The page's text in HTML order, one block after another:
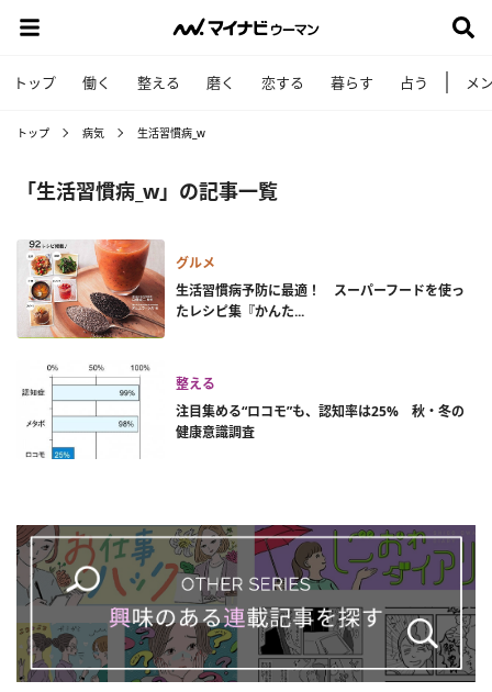
トップ 働く 整える 磨く 恋する 暮らす 占う メ
トップ 病気 生活習慣病_w
「生活習慣病_w」の記事一覧
グルメ
生活習慣病予防に最適！ スーパーフードを使っ
たレシピ集『かんた...
整える
注目集める“ロコモ”も、認知率は25% 秋・冬の
健康意識調査